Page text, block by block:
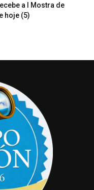
a I Mostra de
hoje (5)